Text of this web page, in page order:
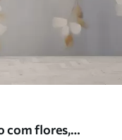
com flores,